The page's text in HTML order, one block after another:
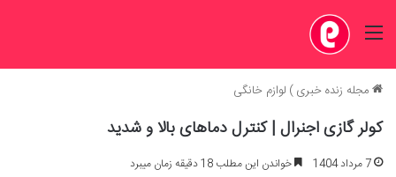
منو
مجله زنده خبری) لوازم خانگی
کولر گازی اجنرال | کنترل دماهای بالا و شدید
7 مرداد 1404 خواندن این مطلب 18 دقیقه زمان میبرد